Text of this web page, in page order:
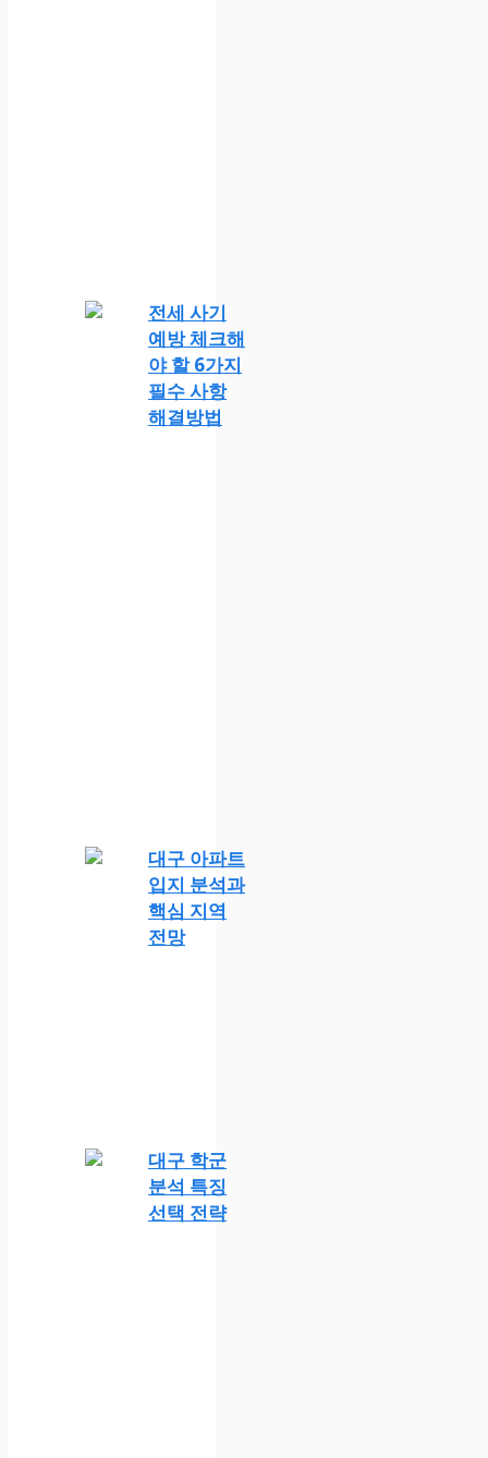
전세 사기
예방 체크해
야 할 6가지
필수 사항
해결방법
대구 아파트
입지 분석과
핵심 지역
전망
대구 학군
분석 특징
선택 전략